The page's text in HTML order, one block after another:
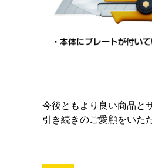
今後ともより良い商品と
引き続きのご愛顧をいた